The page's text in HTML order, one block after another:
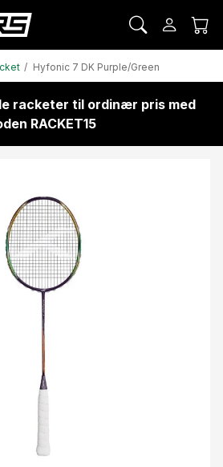
Hyfonic 7 DK Purple/Green
racketer til ordinær pris med
RACKET15